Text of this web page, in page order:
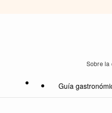
Sobre la
Guía